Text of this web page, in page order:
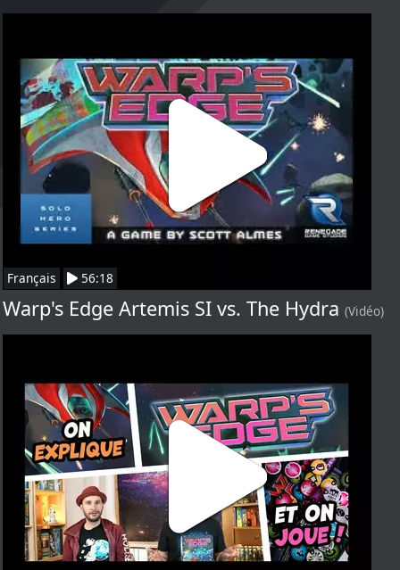
Français 56:18
Warp's Edge Artemis SI vs. The Hydra (Vidéo)